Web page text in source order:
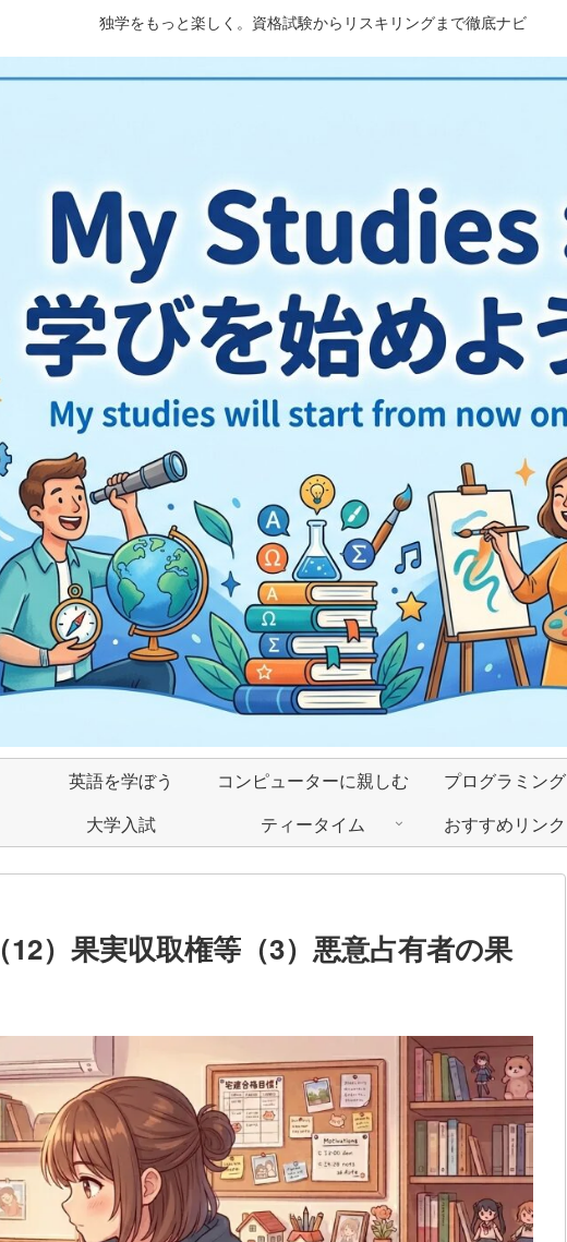
独学をもっと楽しく。資格試験からリスキリングまで徹底ナビ
英語を学ぼう コンピューターに親しむ プログラミング
大学入試
ティータイム おすすめリンク
）果実収取権等（3）悪意占有者の果